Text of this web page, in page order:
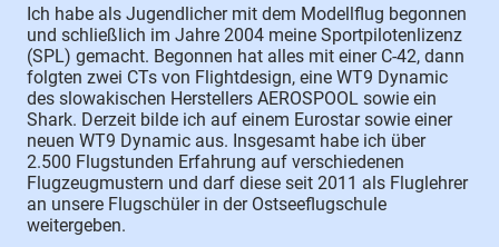
Ich habe als Jugendlicher mit dem Modellflug begonnen
und schließlich im Jahre 2004 meine Sportpilotenlizenz
(SPL) gemacht. Begonnen hat alles mit einer C-42, dann
folgten zwei CTs von Flightdesign, eine WT9 Dynamic
des slowakischen Herstellers AEROSPOOL sowie ein
Shark. Derzeit bilde ich auf einem Eurostar sowie einer
neuen WT9 Dynamic aus. Insgesamt habe ich über
2.500 Flugstunden Erfahrung auf verschiedenen
Flugzeugmustern und darf diese seit 2011 als Fluglehrer
an unsere Flugschüler in der Ostseeflugschule
weitergeben.